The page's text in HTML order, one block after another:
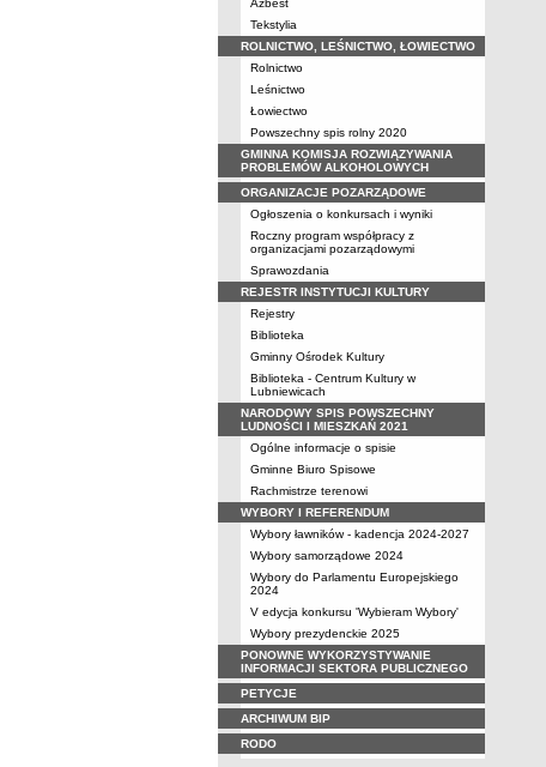
Azbest
Tekstylia
ROLNICTWO, LEŚNICTWO, ŁOWIECTWO
Rolnictwo
Leśnictwo
Łowiectwo
Powszechny spis rolny 2020
GMINNA KOMISJA ROZWIĄZYWANIA
PROBLEMÓW ALKOHOLOWYCH
ORGANIZACJE POZARZĄDOWE
Ogłoszenia o konkursach i wyniki
Roczny program współpracy z
organizacjami pozarządowymi
Sprawozdania
REJESTR INSTYTUCJI KULTURY
Rejestry
Biblioteka
Gminny Ośrodek Kultury
Biblioteka - Centrum Kultury w
Lubniewicach
NARODOWY SPIS POWSZECHNY
LUDNOŚCI I MIESZKAŃ 2021
Ogólne informacje o spisie
Gminne Biuro Spisowe
Rachmistrze terenowi
WYBORY I REFERENDUM
Wybory ławników - kadencja 2024-2027
Wybory samorządowe 2024
Wybory do Parlamentu Europejskiego
2024
V edycja konkursu 'Wybieram Wybory'
Wybory prezydenckie 2025
PONOWNE WYKORZYSTYWANIE
INFORMACJI SEKTORA PUBLICZNEGO
PETYCJE
ARCHIWUM BIP
RODO